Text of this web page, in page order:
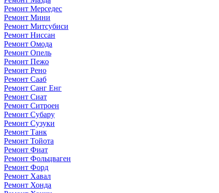
Ремонт Мерседес
Ремонт Мини
Ремонт Митсубиси
Ремонт Ниссан
Ремонт Омода
Ремонт Опель
Ремонт Пежо
Ремонт Рено
Ремонт Сааб
Ремонт Санг Енг
Ремонт Сиат
Ремонт Ситроен
Ремонт Субару
Ремонт Сузуки
Ремонт Танк
Ремонт Тойота
Ремонт Фиат
Ремонт Фольцваген
Ремонт Форд
Ремонт Хавал
Ремонт Хонда